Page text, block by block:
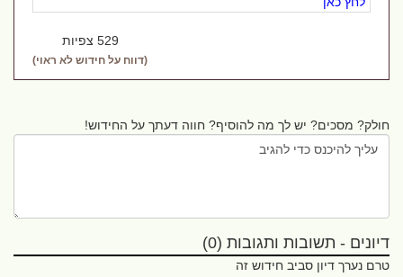
529 צפיות
(דווח על חידוש לא ראוי)
חולק? מסכים? יש לך מה להוסיף? חווה דעתך על החידוש!
דיונים - תשובות ותגובות (0)
טרם נערך דיון סביב חידוש זה